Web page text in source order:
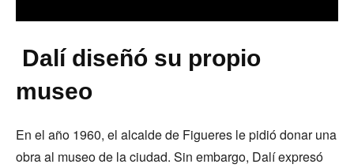
Dalí diseñó su propio
museo
En el año 1960, el alcalde de Figueres le pidió donar una
obra al museo de la ciudad. Sin embargo, Dalí expresó